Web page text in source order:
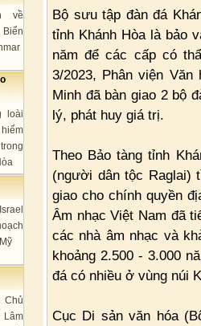
về
loài
Chủ
Lâm
Bộ sưu tập đàn đá
tỉnh Khánh Hòa là bảo
năm để các cấp có
3/2023, Phân viện
Minh đã bàn giao 2 bộ
lý, phát huy giá trị.
Theo Bảo tàng tỉnh
(người dân tộc Raglai)
giao cho chính quyền
Âm nhạc Việt Nam đã
các nhà âm nhạc và
khoảng 2.500 - 3.000
đá có nhiều ở vùng núi
Cục Di sản văn hóa